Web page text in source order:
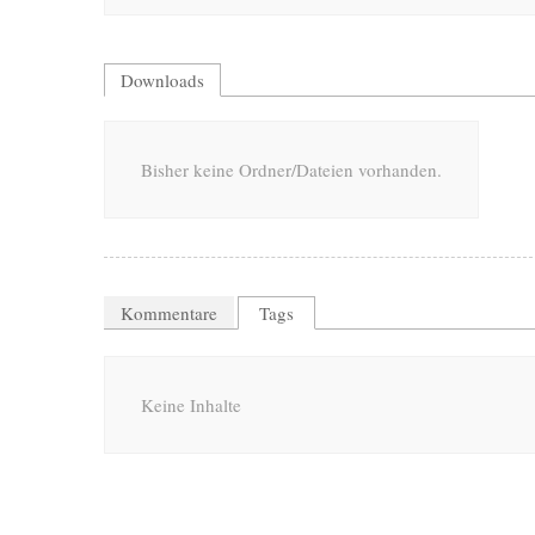
Downloads
Bisher keine Ordner/Dateien vorhanden.
Kommentare Tags
Keine Inhalte